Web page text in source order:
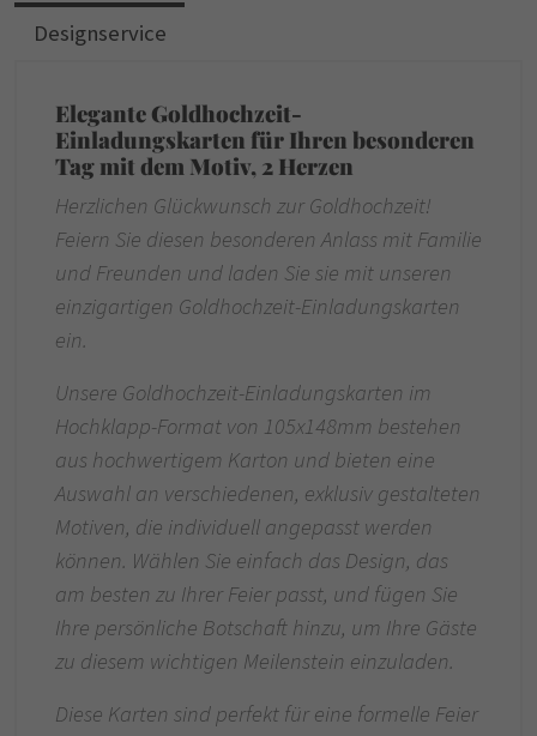
Designservice
Elegante Goldhochzeit-
Einladungskarten für Ihren besonderen
Tag mit dem Motiv, 2 Herzen
Herzlichen Glückwunsch zur Goldhochzeit!
Feiern Sie diesen besonderen Anlass mit Familie
und Freunden und laden Sie sie mit unseren
einzigartigen Goldhochzeit-Einladungskarten
ein.
Unsere Goldhochzeit-Einladungskarten im
Hochklapp-Format von 105x148mm bestehen
aus hochwertigem Karton und bieten eine
Auswahl an verschiedenen, exklusiv gestalteten
Motiven, die individuell angepasst werden
können. Wählen Sie einfach das Design, das
am besten zu Ihrer Feier passt, und fügen Sie
Ihre persönliche Botschaft hinzu, um Ihre Gäste
zu diesem wichtigen Meilenstein einzuladen.
Diese Karten sind perfekt für eine formelle Feier